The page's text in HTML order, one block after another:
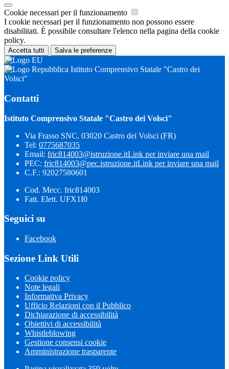
Cookie necessari per il funzionamento
I cookie necessari per il funzionamento non possono essere
disabilitati. È possibile consultare l'elenco nella pagina della cookie
policy.
Accetta tutti Salva le preferenze
Istituto Comprensivo Statale "Castro dei
Volsci"
Contatti
Istituto Comprensivo Statale "Castro dei Volsci"
Via Frasso SNC, 03020 Castro dei Volsci (FR)
Tel: 0775687035
Email: fric814003@istruzione.itLink per inviare una mail
PEC: fric814003@pec.istruzione.itLink per inviare una mail
C.F.: 92027580601
Cod. Mecc. fric814003
Fatt. Elett. UFX1I0
Seguici su
Facebook
Sezione Link Utili
Cookie policy
Note legali
Informativa Privacy
Ufficio Relazioni con il Pubblico
Dichiarazione di accessibilità
Obiettivi di accessibilità
Whistleblowing
Gestione consensi cookie
Amministrazione trasparente